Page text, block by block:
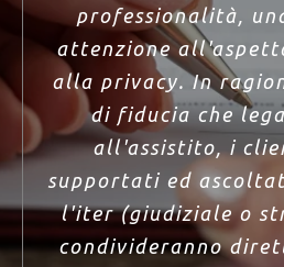
professionalità,
attenzione
alla privacy. In
di fiducia che
all'assistito, i
supportati ed
l'iter (giudiziale o
condivideranno